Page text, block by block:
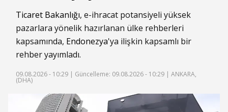
Ticaret Bakanlığı, e-ihracat potansiyeli yüksek
pazarlara yönelik hazırlanan ülke rehberleri
kapsamında, Endonezya'ya ilişkin kapsamlı bir
rehber yayımladı.
09.08.2026 - 10:29 | Güncelleme: 09.08.2026 - 10:29 | ANKARA,
(DHA)